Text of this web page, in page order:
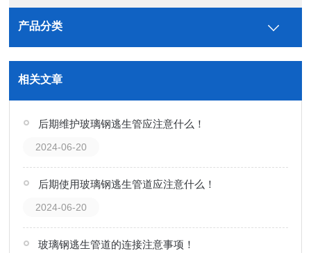
产品分类
相关文章
后期维护玻璃钢逃生管应注意什么！
2024-06-20
后期使用玻璃钢逃生管道应注意什么！
2024-06-20
玻璃钢逃生管道的连接注意事项！